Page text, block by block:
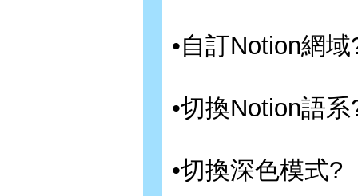
•自訂Notion網域
•切換Notion語系
•切換深色模式?